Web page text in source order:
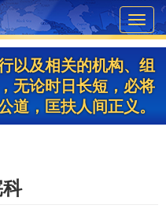
以及相关的机构、组
无论时日长短，必将
道，匡扶人间正义。